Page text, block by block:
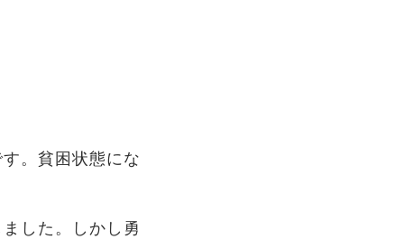
。貧困状態にな
した。しかし勇